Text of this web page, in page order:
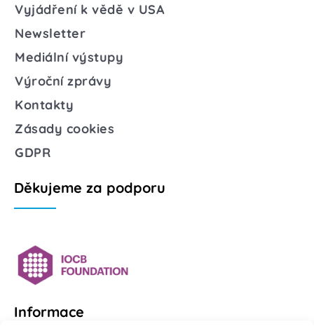
Vyjádření k vědě v USA
Newsletter
Mediální výstupy
Výroční zprávy
Kontakty
Zásady cookies
GDPR
Děkujeme za podporu
Informace